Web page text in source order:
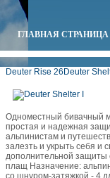
ГЛАВНАЯ СТРАНИЦА
Deuter Rise 26 Deuter
Одноместный бивачный
простая и надежная
альпинистам и
залезть и укрыть себя и
дополнительной защиты
плащ Назначение:
со шнуром-затяжкой - 4